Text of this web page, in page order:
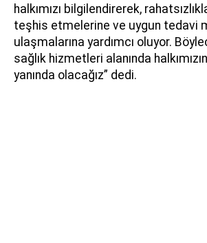
halkımızı bilgilendirerek,
teşhis etmelerine ve uygun tedavi
ulaşmalarına yardımcı oluyor.
sağlık hizmetleri alanında
yanında olacağız” dedi.